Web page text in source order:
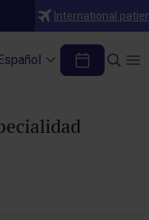
International